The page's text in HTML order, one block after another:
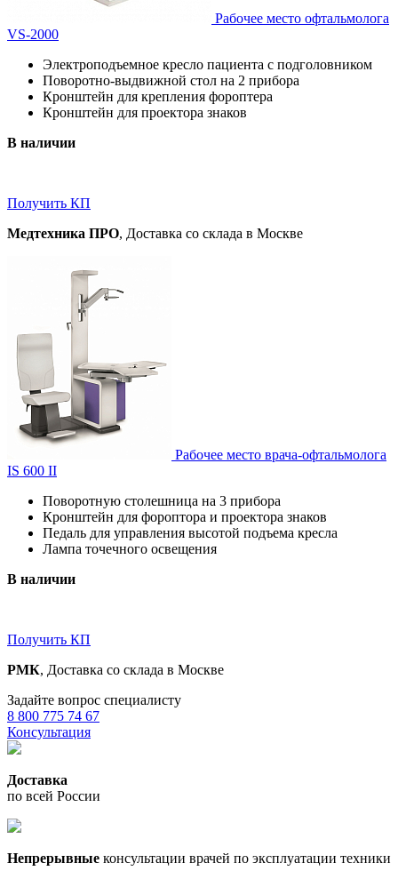
Рабочее место офтальмолога
VS-2000
Электроподъемное кресло пациента с подголовником
Поворотно-выдвижной стол на 2 прибора
Кронштейн для крепления фороптера
Кронштейн для проектора знаков
В наличии
Получить КП
Медтехника ПРО, Доставка со склада в Москве
Рабочее место врача-офтальмолога
IS 600 II
Поворотную столешница на 3 прибора
Кронштейн для фороптора и проектора знаков
Педаль для управления высотой подъема кресла
Лампа точечного освещения
В наличии
Получить КП
РМК, Доставка со склада в Москве
Задайте вопрос специалисту
8 800 775 74 67
Консультация
Доставка
по всей России
Непрерывные консультации врачей по эксплуатации техники